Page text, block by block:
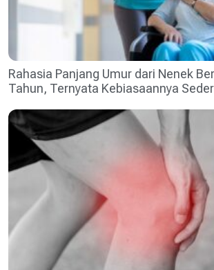
Rahasia Panjang Umur dari Nenek
Tahun, Ternyata Kebiasaannya